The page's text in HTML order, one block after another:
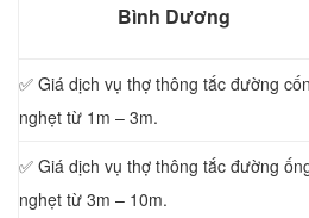
Bình Dương
✅ Giá dịch vụ thợ thông tắc đường
nghẹt từ 1m – 3m.
✅ Giá dịch vụ thợ thông tắc đường
nghẹt từ 3m – 10m.